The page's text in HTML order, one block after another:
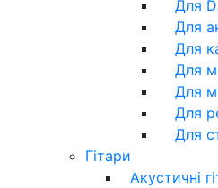
Для
Для
Для
Для
Для
Для
Для
Гітари
Акустичні